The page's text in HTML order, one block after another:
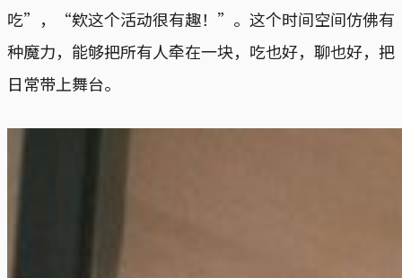
吃”，“欸这个活动很有趣！”。这个时间空间仿佛有
种魔力，能够把所有人牵在一块，吃也好，聊也好，把
日常带上舞台。